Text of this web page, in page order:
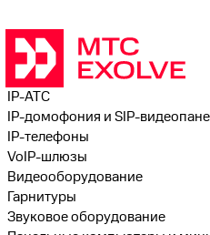
IP-АТС
IP-домофония и SIP-
IP-телефоны
VoIP-шлюзы
Видеооборудование
Гарнитуры
Звуковое оборудование